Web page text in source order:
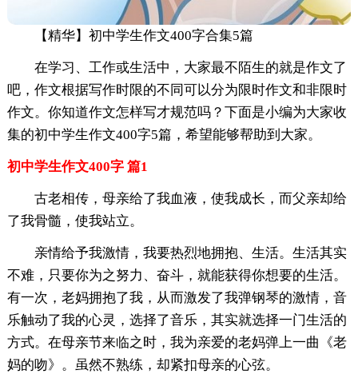
【精华】初中学生作文400字合集5篇
在学习、工作或生活中，大家最不陌生的就是作文了
吧，作文根据写作时限的不同可以分为限时作文和非限时
作文。你知道作文怎样写才规范吗？下面是小编为大家收
集的初中学生作文400字5篇，希望能够帮助到大家。
初中学生作文400字 篇1
古老相传，母亲给了我血液，使我成长，而父亲却给
了我骨髓，使我站立。
亲情给予我激情，我要热烈地拥抱、生活。生活其实
不难，只要你为之努力、奋斗，就能获得你想要的生活。
有一次，老妈拥抱了我，从而激发了我弹钢琴的激情，音
乐触动了我的心灵，选择了音乐，其实就选择一门生活的
方式。在母亲节来临之时，我为亲爱的老妈弹上一曲《老
妈的吻》。虽然不熟练，却紧扣母亲的心弦。